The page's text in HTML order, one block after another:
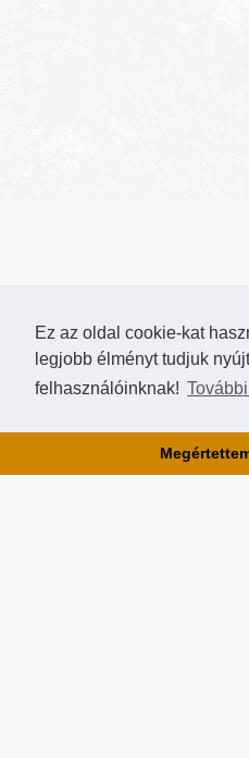
Ez az oldal cookie-kat
legjobb élményt tudjuk
felhasználóinknak!